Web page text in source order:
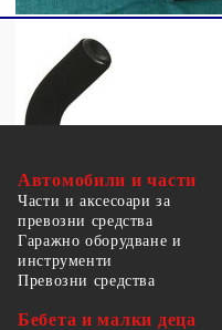
Автомобили и части
Части и аксесоари за
превозни средства
Гаражно оборудване и
инструменти
Превозни средства
Бебета и малки деца